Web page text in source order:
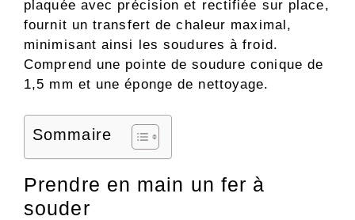
plaquée avec précision et rectifiée sur place,
fournit un transfert de chaleur maximal,
minimisant ainsi les soudures à froid.
Comprend une pointe de soudure conique de
1,5 mm et une éponge de nettoyage.
Sommaire
Prendre en main un fer à
souder